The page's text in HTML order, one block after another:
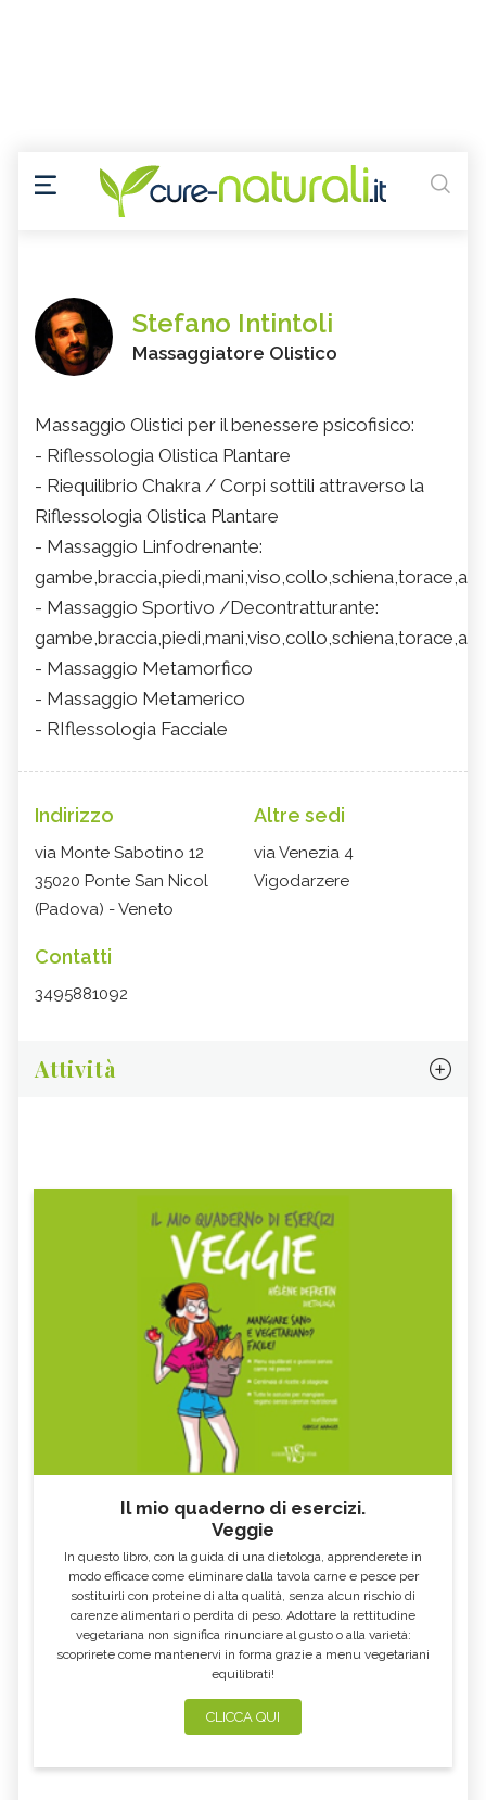
Stefano Intintoli
Massaggiatore Olistico
Massaggio Olistici per il benessere psicofisico:
- Riflessologia Olistica Plantare
- Riequilibrio Chakra / Corpi sottili attraverso la
Riflessologia Olistica Plantare
- Massaggio Linfodrenante:
- Massaggio Sportivo /Decontratturante:
- Massaggio Metamorfico
- Massaggio Metamerico
- RIflessologia Facciale
Indirizzo
via Monte Sabotino 12
35020 Ponte San Nicol
(Padova) - Veneto
Altre sedi
via Venezia 4
Vigodarzere
Contatti
3495881092
Attività
Il mio quaderno di esercizi.
Veggie
In questo libro, con la guida di una dietologa, apprenderete in
modo efficace come eliminare dalla tavola carne e pesce per
sostituirli con proteine di alta qualità, senza alcun rischio di
carenze alimentari o perdita di peso. Adottare la rettitudine
vegetariana non significa rinunciare al gusto o alla varietà:
scoprirete come mantenervi in forma grazie a menu vegetariani
equilibrati!
CLICCA QUI